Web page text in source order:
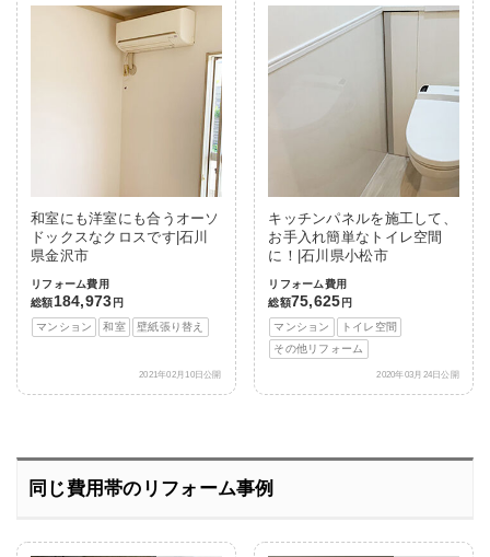
和室にも洋室にも合うオーソ
ドックスなクロスです|石川
県金沢市
リフォーム費用
総額184,973 円
マンション
和室 壁紙張り替え
2021年02月10日公開
キッチンパネルを施工して、
お手入れ簡単なトイレ空間
に！|石川県小松市
リフォーム費用
総額75,625 円
マンション
トイレ空間
その他リフォーム
2020年03月24日公開
同じ費用帯のリフォーム事例